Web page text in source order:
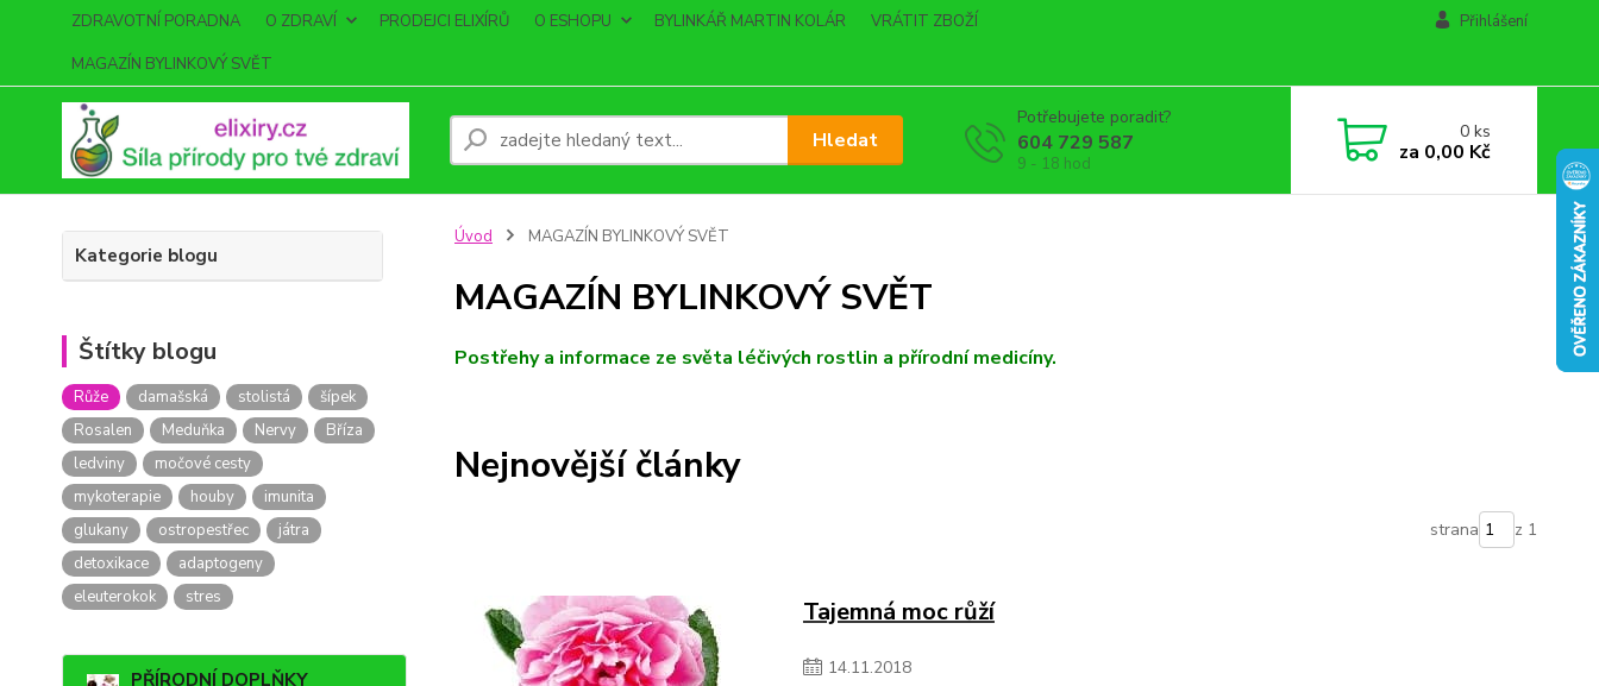
ZDRAVOTNÍ PORADNA O ZDRAVÍ PRODEJCI ELIXÍRŮ O ESHOPU BYLINKÁŘ MARTIN KOLÁR
VRÁTIT ZBOŽÍ
MAGAZÍN BYLINKOVÝ SVĚT
Přihlášení
Hledat
Potřebujete poradit?
604 729 587
9 - 18 hod
0ks
za 0,00 Kč
Kategorie blogu
Štítky blogu
Růže damašská stolistá
šípek
Rosalen
Meduňka Nervy
Bříza
ledviny
močové cesty
mykoterapie
houby
imunita
glukany
ostropestřec
játra
detoxikace
adaptogeny
eleuterokok
stres
PŘÍRODNÍ DOPLŇKY
Úvod MAGAZÍN BYLINKOVÝ SVĚT
MAGAZÍN BYLINKOVÝ SVĚT
Postřehy a informace ze světa léčivých rostlin a přírodní medicíny.
Nejnovější články
strana z 1
Tajemná moc růží
14.11.2018